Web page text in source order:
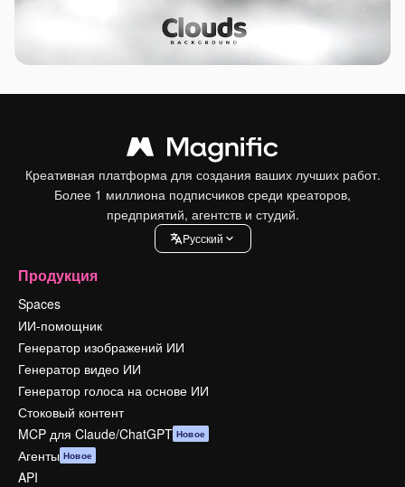
Креативная платформа для создания ваших лучших работ.
Более 1 миллиона подписчиков среди креаторов,
предприятий, агентств и студий.
Pусский
Продукция
Spaces
ИИ-помощник
Генератор изображений ИИ
Генератор видео ИИ
Генератор голоса на основе ИИ
Стоковый контент
MCP для Claude/ChatGPT Новое
Агенты Новое
API